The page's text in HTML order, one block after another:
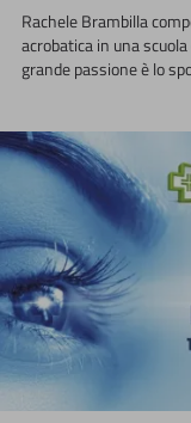
Rachele Brambilla
acrobatica in una
grande passione è lo